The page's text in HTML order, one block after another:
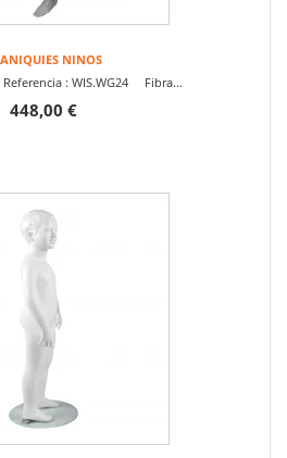
NINOS
: WIS.WG24 Fibra...
448,00 €